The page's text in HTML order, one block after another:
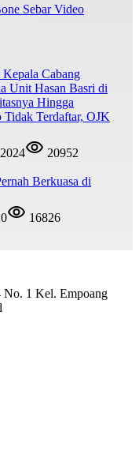
Sebar Video
Cabang
Unit Hasan Basri di
Hingga
Terdaftar, OJK
20952
Berkuasa di
16826
1 Kel. Empoang